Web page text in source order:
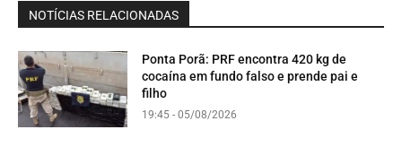
NOTÍCIAS RELACIONADAS
Ponta Porã: PRF encontra 420 kg de
cocaína em fundo falso e prende pai e
filho
19:45 - 05/08/2026